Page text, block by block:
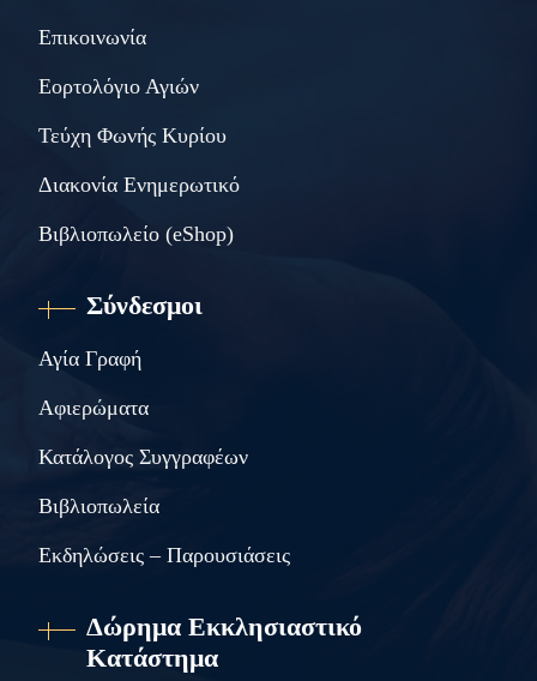
Επικοινωνία
Εορτολόγιο Αγιών
Τεύχη Φωνής Κυρίου
Διακονία Ενημερωτικό
Βιβλιοπωλείο (eShop)
Σύνδεσμοι
Αγία Γραφή
Αφιερώματα
Κατάλογος Συγγραφέων
Βιβλιοπωλεία
Εκδηλώσεις – Παρουσιάσεις
Δώρημα Εκκλησιαστικό
Κατάστημα